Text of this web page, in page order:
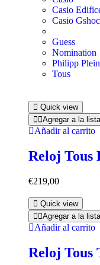
Casio
Casio
Guess
Nomination
Philipp Plein
Tous
Quick view
Agregar a la
Añadir al carrito
Reloj Tous
€219,00
Quick view
Agregar a la
Añadir al carrito
Reloj Tous